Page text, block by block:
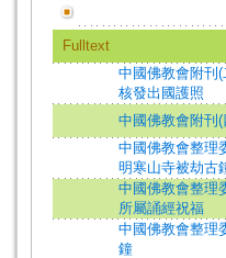
Fulltext
中國佛教會附刊
核發出國護照
中國佛教會附刊
中國佛教會整理
明寒山寺被劫古
中國佛教會整理
所屬誦經祝福
中國佛教會整理
鐘